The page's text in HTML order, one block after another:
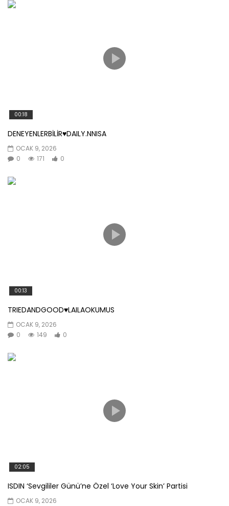
00:18
DENEYENLERBİLİR♥️DAILY.NNISA
OCAK 9, 2026
0
171 0
00:13
TRIEDANDGOOD♥️LAILAOKUMUS
OCAK 9, 2026
0
149 0
02:05
ISDIN ‘Sevgililer Günü’ne Özel ‘Love Your Skin’ Partisi
OCAK 9, 2026